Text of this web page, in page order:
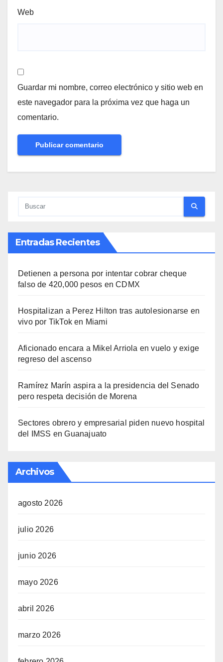
Web
Guardar mi nombre, correo electrónico y sitio web en
este navegador para la próxima vez que haga un
comentario.
Entradas Recientes
Detienen a persona por intentar cobrar cheque
falso de 420,000 pesos en CDMX
Hospitalizan a Perez Hilton tras autolesionarse en
vivo por TikTok en Miami
Aficionado encara a Mikel Arriola en vuelo y exige
regreso del ascenso
Ramírez Marín aspira a la presidencia del Senado
pero respeta decisión de Morena
Sectores obrero y empresarial piden nuevo hospital
del IMSS en Guanajuato
Archivos
agosto 2026
julio 2026
junio 2026
mayo 2026
abril 2026
marzo 2026